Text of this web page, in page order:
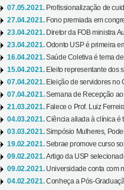
07.05.2021. Profissionalização de
27.04.2021. Fono premiada em
23.04.2021. Diretor da FOB ministra
23.04.2021.Odonto USP é primeira
16.04.2021.Saúde Coletiva é tema
15.04.2021. Eleito representante dos
07.04.2021. Eleição de servidores no
07.04.2021.Semana de Recepção
21.03.2021. Falece o Prof. Luiz
04.03.2021.Ciência aliada à clínica é
03.03.2021.Simpósio Mulheres,
19.02.2021.Sebrae promove curso
09.02.2021.Artigo da USP
09.02.2021. Universidade conta com
04.02.2021.Conheça a Pós-